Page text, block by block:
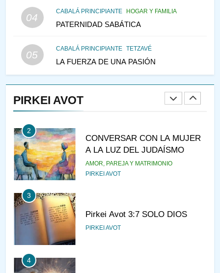
04
CABALÁ PRINCIPIANTE HOGAR Y FAMILIA
PATERNIDAD SABÁTICA
05
CABALÁ PRINCIPIANTE TETZAVÉ
LA FUERZA DE UNA PASIÓN
PIRKEI AVOT
VEAMOS ¿POR QUÉ
IEHOSHÚA? Y LA QUEJA DE
1
RAZI ¿QUIÉN ES SABIO?
2
CONVERSAR CON LA MUJER
A LA LUZ DEL JUDAÍSMO
AMOR, PAREJA Y MATRIMONIO
PIRKEI AVOT
3
Pirkei Avot 3:7 SOLO DIOS
PIRKEI AVOT
4